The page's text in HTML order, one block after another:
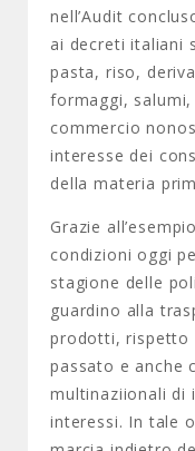
nell’Audit
ai decreti italiani
pasta, riso,
formaggi,
commercio
interesse dei
della materia
Grazie
condizioni oggi
stagione delle
guardino alla
prodotti, rispetto
passato e anche
multinaziionali di
interessi. In tale